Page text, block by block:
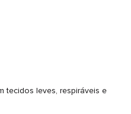
tecidos leves, respiráveis e